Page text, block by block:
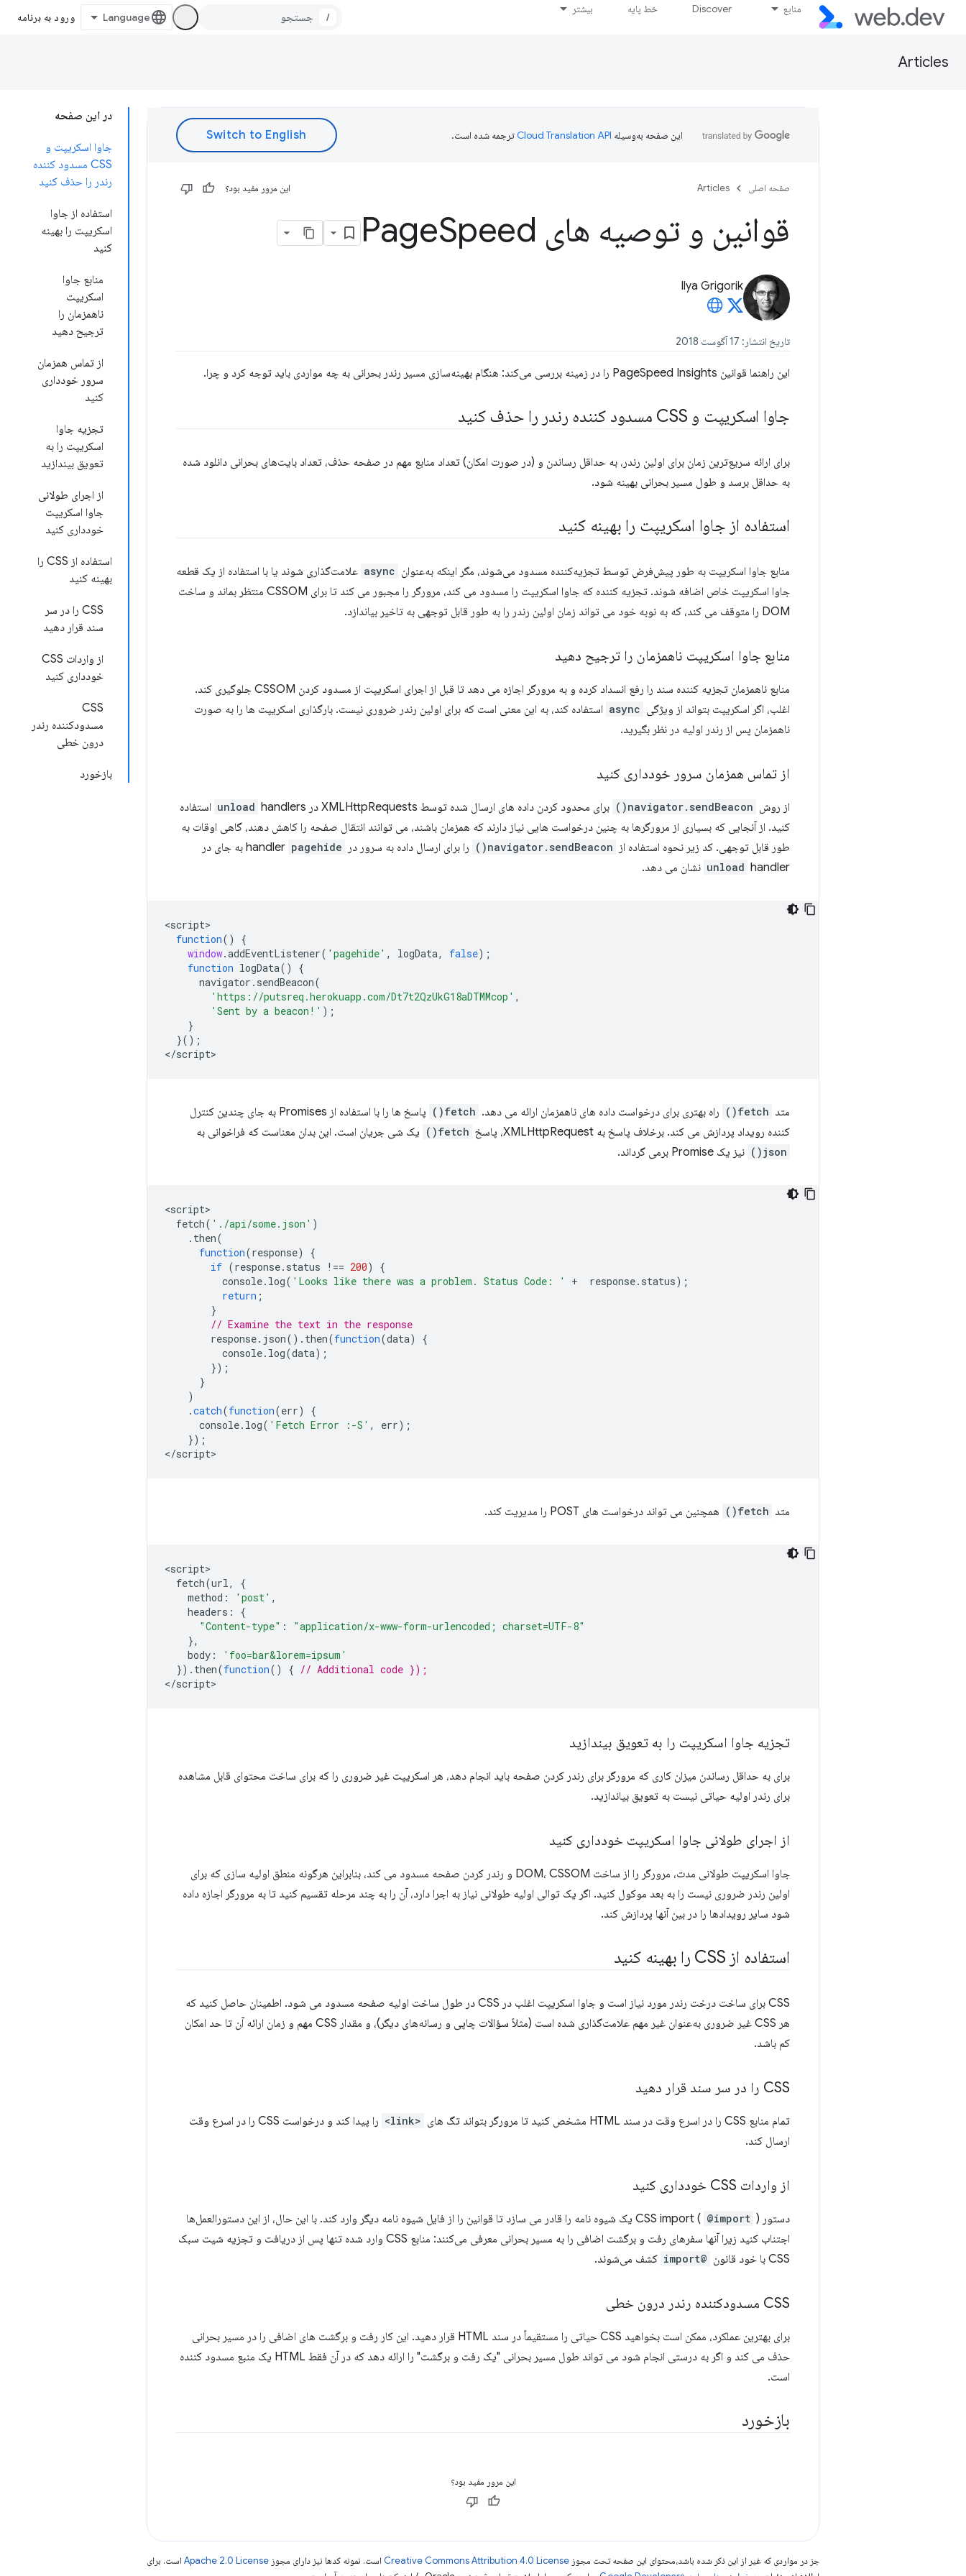
منابع Discover خط پایه بیشتر
/ ورود به برنامه
Articles
در این صفحه
جاوا اسکریپت و
CSS مسدود کننده
رندر را حذف کنید
استفاده از جاوا
اسکریپت را بهینه
کنید
منابع جاوا
اسکریپت
ناهمزمان را
ترجیح دهید
از تماس همزمان
سرور خودداری
کنید
تجزیه جاوا
اسکریپت را به
تعویق بیندازید
از اجرای طولانی
جاوا اسکریپت
خودداری کنید
استفاده از CSS را
بهینه کنید
CSS را در سر
سند قرار دهید
از واردات CSS
خودداری کنید
CSS
مسدودکننده رندر
درون خطی
بازخورد
این صفحه به‌وسیله ترجمه شده است.
صفحه اصلی Articles این مرور مفید بود؟
قوانین و توصیه های Page Speed
Ilya Grigorik
تاریخ انتشار: 17 آگوست 2018
این راهنما قوانین PageSpeed ​​Insights را در زمینه بررسی می‌کند: هنگام بهینه‌سازی مسیر رندر بحرانی به چه مواردی باید توجه کرد و چرا.
جاوا اسکریپت و CSS مسدود کننده رندر را حذف کنید
برای ارائه سریع‌ترین زمان برای اولین رندر، به حداقل رساندن و (در صورت امکان) تعداد منابع مهم در صفحه حذف، تعداد بایت‌های بحرانی دانلود شده
به حداقل برسد و طول مسیر بحرانی بهینه شود.
استفاده از جاوا اسکریپت را بهینه کنید
منابع جاوا اسکریپت به طور پیش‌فرض توسط تجزیه‌کننده مسدود می‌شوند، مگر اینکه به‌عنوان async علامت‌گذاری شوند یا با استفاده از یک قطعه
جاوا اسکریپت خاص اضافه شوند. تجزیه کننده که جاوا اسکریپت را مسدود می کند، مرورگر را مجبور می کند تا برای CSSOM منتظر بماند و ساخت
DOM را متوقف می کند، که به نوبه خود می تواند زمان اولین رندر را به طور قابل توجهی به تاخیر بیاندازد.
منابع جاوا اسکریپت ناهمزمان را ترجیح دهید
منابع ناهمزمان تجزیه کننده سند را رفع انسداد کرده و به مرورگر اجازه می دهد تا قبل از اجرای اسکریپت از مسدود کردن CSSOM جلوگیری کند.
اغلب، اگر اسکریپت بتواند از ویژگی async استفاده کند، به این معنی است که برای اولین رندر ضروری نیست. بارگذاری اسکریپت ها را به صورت
ناهمزمان پس از رندر اولیه در نظر بگیرید.
از تماس همزمان سرور خودداری کنید
از روش navigator.sendBeacon() برای محدود کردن داده های ارسال شده توسط XMLHttpRequests در unload handlers استفاده
کنید. از آنجایی که بسیاری از مرورگرها به چنین درخواست هایی نیاز دارند که همزمان باشند، می توانند انتقال صفحه را کاهش دهند، گاهی اوقات به
طور قابل توجهی. کد زیر نحوه استفاده از navigator.sendBeacon() را برای ارسال داده به سرور در handler pagehide به جای در
unload handler نشان می دهد.
<script
function()
{
window.addEventListener( 'pagehide' , logData, false);
function logData()
{
navigator . sendBeacon(
'https://putsreq.herokuapp.com/Dt7t2QzUkG18aDTMMcop' ,
'Sent by a beacon!' );
}
}();
</script
متد fetch() راه بهتری برای درخواست داده های ناهمزمان ارائه می دهد. fetch()
پاسخ ها را با استفاده از Promises به جای چندین کنترل
کننده رویداد پردازش می کند. برخلاف پاسخ به XMLHttpRequest، پاسخ
fetch() یک شی جریان است. این بدان معناست که فراخوانی به
json() نیز یک Promise برمی گرداند.
<script
fetch( './api/some.json' )
. then(
function(response)
{
if (response. status !== 200)
{
console. log( 'Looks like there was a problem. Status Code: ' + response. status);
return ;
}
// Examine the text in the response
response. json(). then(function(data)
{
console. log(data);
});
}
)
.catch(function(err)
{
console. log( 'Fetch Error :-S' , err);
});
</script
متد fetch() همچنین می تواند درخواست های POST را مدیریت کند.
<script
fetch(url,
{
method : 'post' ,
headers :
{
"Content-type" :
"application/x-www-form-urlencoded; charset=UTF-8"
},
body :
'foo=bar&lorem=ipsum'
}). then(function() { // Additional code });
</script
تجزیه جاوا اسکریپت را به تعویق بیندازید
برای به حداقل رساندن میزان کاری که مرورگر برای رندر کردن صفحه باید انجام دهد، هر اسکریپت غیر ضروری را که برای ساخت محتوای قابل مشاهده
برای رندر اولیه حیاتی نیست به تعویق بیاندازید.
از اجرای طولانی جاوا اسکریپت خودداری کنید
جاوا اسکریپت طولانی مدت، مرورگر را از ساخت DOM، CSSOM و رندر کردن صفحه مسدود می کند، بنابراین هرگونه منطق اولیه سازی که برای
اولین رندر ضروری نیست را به بعد موکول کنید. اگر یک توالی اولیه طولانی نیاز به اجرا دارد، آن را به چند مرحله تقسیم کنید تا به مرورگر اجازه داده
شود سایر رویدادها را در بین آنها پردازش کند.
استفاده از CSS را بهینه کنید
CSS برای ساخت درخت رندر مورد نیاز است و جاوا اسکریپت اغلب در CSS در طول ساخت اولیه صفحه مسدود می شود. اطمینان حاصل کنید که
هر CSS غیر ضروری به‌عنوان غیر مهم علامت‌گذاری شده است (مثلاً سؤالات چاپی و رسانه‌های دیگر)، و مقدار CSS مهم و زمان ارائه آن تا حد امکان
کم باشد.
CSS را در سر سند قرار دهید
تمام منابع CSS را در اسرع وقت در سند HTML مشخص کنید تا مرورگر بتواند تگ های <link>
را پیدا کند و درخواست CSS را در اسرع وقت
ارسال کند.
از واردات CSS خودداری کنید
دستور CSS import ( @import
) یک شیوه نامه را قادر می سازد تا قوانین را از فایل شیوه نامه دیگر وارد کند. با این حال، از این دستورالعمل‌ها
اجتناب کنید زیرا آنها سفرهای رفت و برگشت اضافی را به مسیر بحرانی معرفی می‌کنند: منابع CSS وارد شده تنها پس از دریافت و تجزیه شیت سبک
CSS با خود قانون
@import کشف می‌شوند.
CSS مسدودکننده رندر درون خطی
برای بهترین عملکرد، ممکن است بخواهید CSS حیاتی را مستقیماً در سند HTML قرار دهید. این کار رفت و برگشت های اضافی را در مسیر بحرانی
حذف می کند و اگر به درستی انجام شود می تواند طول مسیر بحرانی "یک رفت و برگشت" را ارائه دهد که در آن فقط HTML یک منبع مسدود کننده
است.
بازخورد
این مرور مفید بود؟
جز در مواردی که غیر از این ذکر شده باشد،‌محتوای این صفحه تحت مجوز Creative Commons Attribution 4.0 License است. نمونه کدها نیز دارای مجوز Apache 2.0 License است. برای